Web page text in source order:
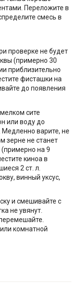
Переложите в
смесь в
проверке не будет
(примерно 30
приблизительно
фисташки на
до появления
сите
или воду до
Медленно варите, не
зерне не станет
на 9
киноа в
2 ст. л.
винный уксус,
и смешивайте с
не увянут.
комнатной